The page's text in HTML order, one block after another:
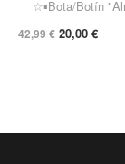
☆▪︎Bota/Botín
42,99 € 20,00 €